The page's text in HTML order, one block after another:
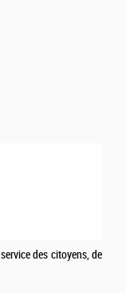
des citoyens, de